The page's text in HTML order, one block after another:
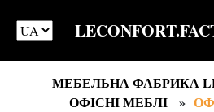
МЕБЕЛЬНА ФАБРИКА
ОФІСНІ МЕБЛІ